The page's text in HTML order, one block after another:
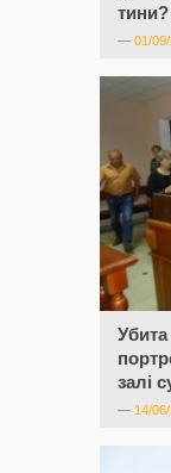
тини?
— 01/
Убита
залі
— 14/